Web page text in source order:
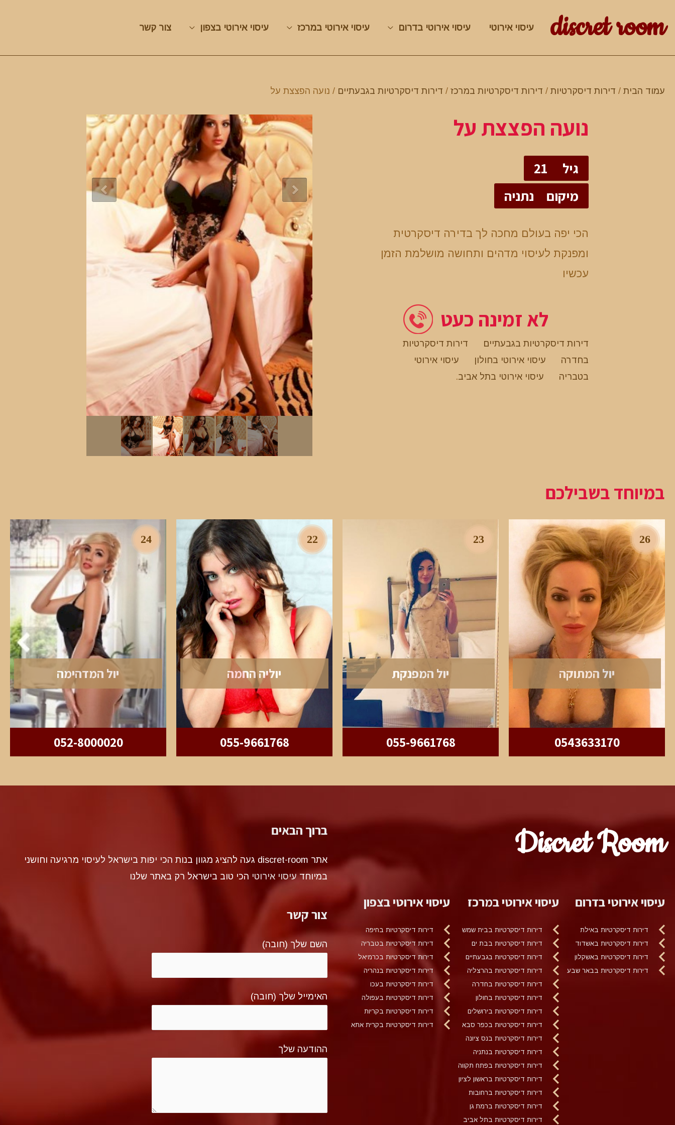
discret room עיסוי אירוטי עיסוי אירוטי בדרום עיסוי אירוטי במרכז עיסוי אירוטי בצפון צור קשר
עמוד הבית / דירות דיסקרטיות / דירות דיסקרטיות במרכז / דירות דיסקרטיות בגבעתיים / נועה הפצצת על
נועה הפצצת על
גיל
21
מיקום
נתניה
הכי יפה בעולם מחכה לך בדירה דיסקרטית
ומפנקת לעיסוי מדהים ותחושה מושלמת הזמן
עכשיו
לא זמינה כעט
דירות דיסקרטיות בגבעתיים
דירות דיסקרטיות
בחדרה
עיסוי אירוטי בחולון
עיסוי אירוטי
בטבריה
עיסוי אירוטי בתל אביב.
במיוחד בשבילכם
26
יול המתוקה
0543633170
23
יול המפנקת
055-9661768
22
יוליה החמה
055-9661768
24
יול המדהימה
052-8000020
Discret Room
עיסוי אירוטי בדרום
דירות דיסקרטיות באילת
דירות דיסקרטיות באשדוד
דירות דיסקרטיות באשקלון
דירות דיסקרטיות בבאר שבע
עיסוי אירוטי במרכז
דירות דיסקרטיות בבית שמש
דירות דיסקרטיות בבת ים
דירות דיסקרטיות בגבעתיים
דירות דיסקרטיות בהרצליה
דירות דיסקרטיות בחדרה
דירות דיסקרטיות בחולון
דירות דיסקרטיות בירושלים
דירות דיסקרטיות בכפר סבא
דירות דיסקרטיות בנס ציונה
דירות דיסקרטיות בנתניה
דירות דיסקרטיות בפתח תקווה
דירות דיסקרטיות בראשון לציון
דירות דיסקרטיות ברחובות
דירות דיסקרטיות ברמת גן
דירות דיסקרטיות בתל אביב
עיסוי אירוטי בצפון
דירות דיסקרטיות בחיפה
דירות דיסקרטיות בטבריה
דירות דיסקרטיות בכרמיאל
דירות דיסקרטיות בנהריה
דירות דיסקרטיות בעכו
דירות דיסקרטיות בעפולה
דירות דיסקרטיות בקריות
דירות דיסקרטיות בקרית אתא
ברוך הבאים
אתר discret-room געה להציג מגוון בנות הכי יפות בישראל לעיסוי מרגיעה וחושני
במיוחדעיסוי אירוטי הכי טוב בישראל רק באתר שלנו
צור קשר
השם שלך (חובה)
האימייל שלך (חובה)
ההודעה שלך